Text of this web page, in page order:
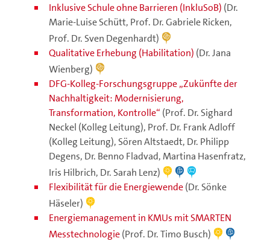
Inklusive Schule ohne Barrieren (InkluSoB) (Dr.
Marie-Luise Schütt, Prof. Dr. Gabriele Ricken,
Prof. Dr. Sven Degenhardt)
Qualitative Erhebung (Habilitation) (Dr. Jana
Wienberg)
DFG-Kolleg-Forschungsgruppe „Zukünfte der
Nachhaltigkeit: Modernisierung,
Transformation, Kontrolle“ (Prof. Dr. Sighard
Neckel (Kolleg Leitung), Prof. Dr. Frank Adloff
(Kolleg Leitung), Sören Altstaedt, Dr. Philipp
Degens, Dr. Benno Fladvad, Martina Hasenfratz,
Iris Hilbrich, Dr. Sarah Lenz)
Flexibilität für die Energiewende(Dr. Sönke
Häseler)
Energiemanagement in KMUs mit SMARTEN
Messtechnologie(Prof. Dr. Timo Busch)